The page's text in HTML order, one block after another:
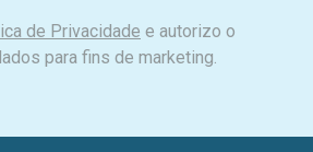
de Privacidade e autorizo o
para fins de marketing.